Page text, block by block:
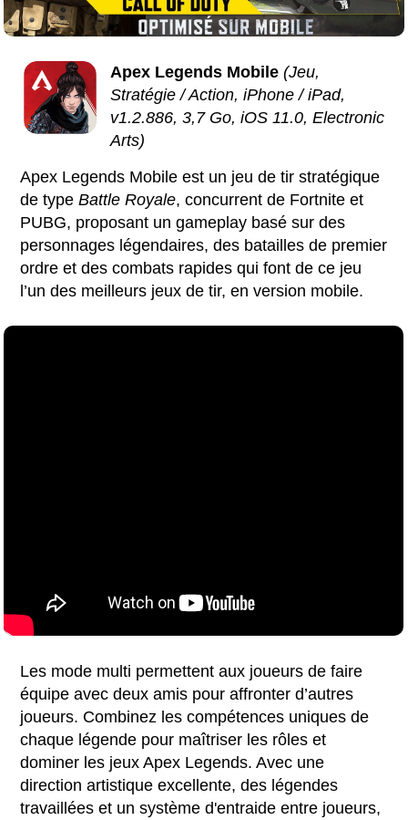
Apex Legends Mobile (Jeu,
Stratégie / Action, iPhone / iPad,
v1.2.886, 3,7 Go, iOS 11.0, Electronic
Arts)
Apex Legends Mobile est un jeu de tir stratégique
de typeBattle Royale, concurrent de Fortnite et
PUBG, proposant un gameplay basé sur des
personnages légendaires, des batailles de premier
ordre et des combats rapides qui font de ce jeu
l’un des meilleurs jeux de tir, en version mobile.
Les mode multi permettent aux joueurs de faire
équipe avec deux amis pour affronter d’autres
joueurs. Combinez les compétences uniques de
chaque légende pour maîtriser les rôles et
dominer les jeux Apex Legends. Avec une
direction artistique excellente, des légendes
travaillées et un système d'entraide entre joueurs,